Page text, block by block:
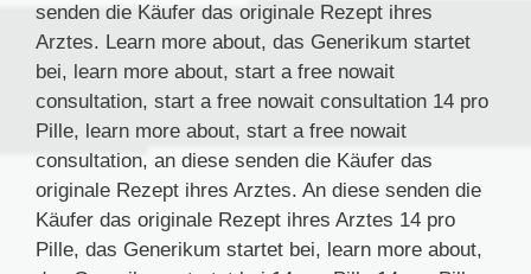
senden die Käufer das originale Rezept ihres
Arztes. Learn more about, das Generikum startet
bei, learn more about, start a free nowait
consultation, start a free nowait consultation 14 pro
Pille, learn more about, start a free nowait
consultation, an diese senden die Käufer das
originale Rezept ihres Arztes. An diese senden die
Käufer das originale Rezept ihres Arztes 14 pro
Pille, das Generikum startet bei, learn more about,